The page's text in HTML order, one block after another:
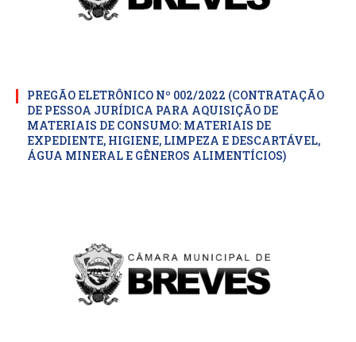
PREGÃO ELETRÔNICO Nº 002/2022 (CONTRATAÇÃO
DE PESSOA JURÍDICA PARA AQUISIÇÃO DE
MATERIAIS DE CONSUMO: MATERIAIS DE
EXPEDIENTE, HIGIENE, LIMPEZA E DESCARTÁVEL,
ÁGUA MINERAL E GÊNEROS ALIMENTÍCIOS)